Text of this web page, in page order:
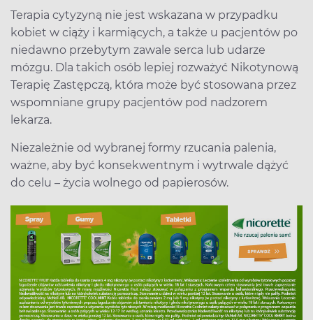
Terapia cytyzyną nie jest wskazana w przypadku
kobiet w ciąży i karmiących, a także u pacjentów po
niedawno przebytym zawale serca lub udarze
mózgu. Dla takich osób lepiej rozważyć Nikotynową
Terapię Zastępczą, która może być stosowana przez
wspomniane grupy pacjentów pod nadzorem
lekarza.
Niezależnie od wybranej formy rzucania palenia,
ważne, aby być konsekwentnym i wytrwale dążyć
do celu – życia wolnego od papierosów.